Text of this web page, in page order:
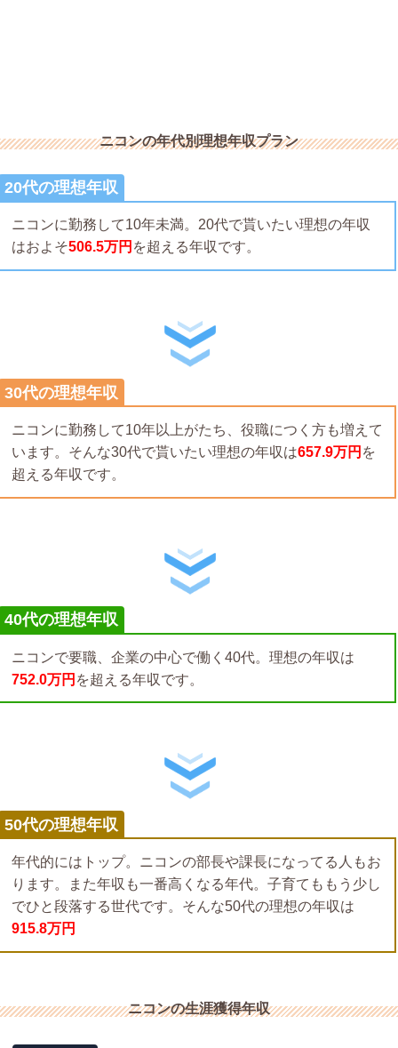
ニコンの年代別理想年収プラン
20代の理想年収
ニコンに勤務して10年未満。20代で貰いたい理想の年収
はおよそ506.5万円 を超える年収です。
30代の理想年収
ニコンに勤務して10年以上がたち、役職につく方も増えて
います。そんな30代で貰いたい理想の年収は657.9万円 を
超える年収です。
40代の理想年収
ニコンで要職、企業の中心で働く40代。理想の年収は
752.0万円 を超える年収です。
50代の理想年収
年代的にはトップ。ニコンの部長や課長になってる人もお
ります。また年収も一番高くなる年代。子育てももう少し
でひと段落する世代です。そんな50代の理想の年収は
915.8万円
ニコンの生涯獲得年収